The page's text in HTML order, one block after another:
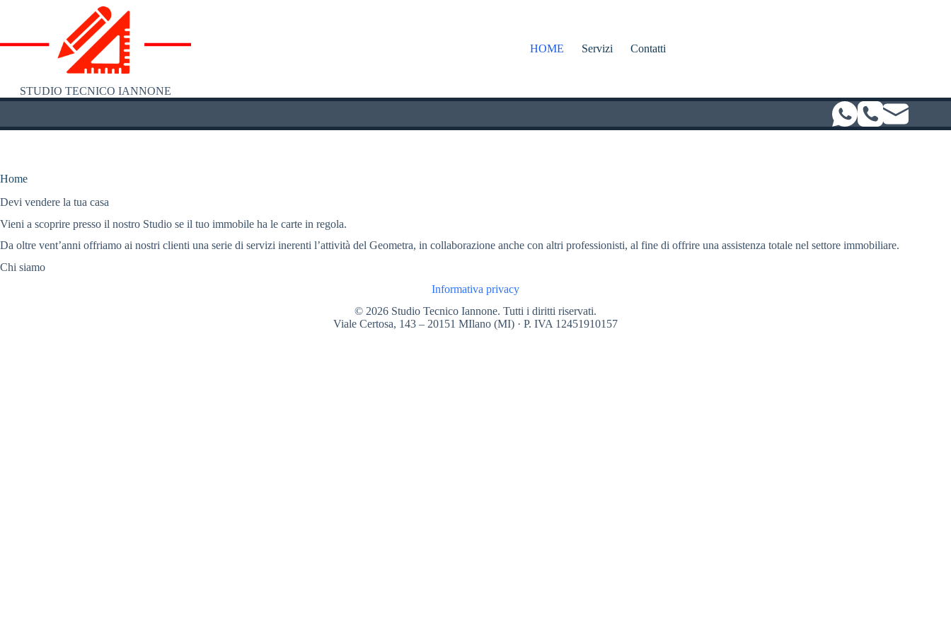
STUDIO TECNICO IANNONE
HOME Servizi Contatti
Home
Devi vendere la tua casa
Vieni a scoprire presso il nostro Studio se il tuo immobile ha le carte in regola.
Da oltre vent’anni offriamo ai nostri clienti una serie di servizi inerenti l’attività del Geometra, in collaborazione anche con altri professionisti, al fine di offrire una assistenza totale nel settore immobiliare.
Chi siamo
Informativa privacy
© 2026 Studio Tecnico Iannone. Tutti i diritti riservati.
Viale Certosa, 143 – 20151 MIlano (MI) · P. IVA 12451910157